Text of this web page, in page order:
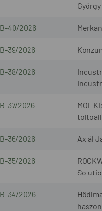
György
40/2026
39/2026
38/2026
37/2026
MOL
36/2026 Axiál
35/2026
34/2026